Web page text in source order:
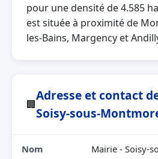
pour une densité de 4.585
est située à proximité de
les-Bains, Margency et
🏢
Adresse et contact
Soisy-sous-
Nom Mairie - Soisy-